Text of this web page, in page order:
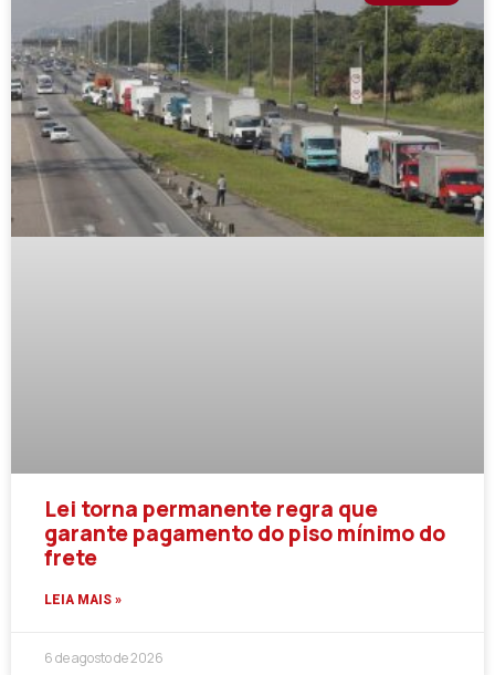
Lei torna permanente regra que
garante pagamento do piso mínimo do
frete
LEIA MAIS »
6 de agosto de 2026